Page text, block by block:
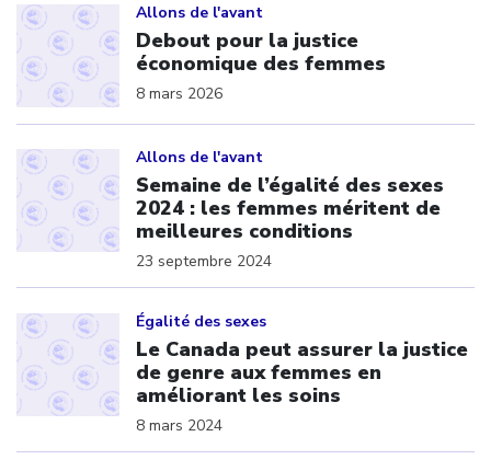
Allons de l'avant
Debout pour la justice
économique des femmes
8 mars 2026
Allons de l'avant
Semaine de l’égalité des sexes
2024 : les femmes méritent de
meilleures conditions
23 septembre 2024
Égalité des sexes
Le Canada peut assurer la justice
de genre aux femmes en
améliorant les soins
8 mars 2024